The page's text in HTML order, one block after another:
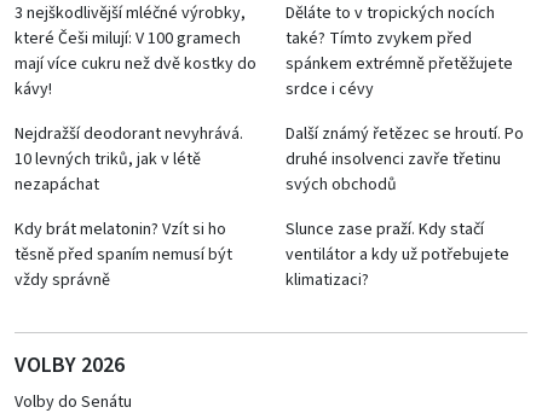
3 nejškodlivější mléčné výrobky,
které Češi milují: V 100 gramech
mají více cukru než dvě kostky do
kávy!
Děláte to v tropických nocích
také? Tímto zvykem před
spánkem extrémně přetěžujete
srdce i cévy
Nejdražší deodorant nevyhrává.
10 levných triků, jak v létě
nezapáchat
Další známý řetězec se hroutí. Po
druhé insolvenci zavře třetinu
svých obchodů
Kdy brát melatonin? Vzít si ho
těsně před spaním nemusí být
vždy správně
Slunce zase praží. Kdy stačí
ventilátor a kdy už potřebujete
klimatizaci?
VOLBY 2026
Volby do Senátu